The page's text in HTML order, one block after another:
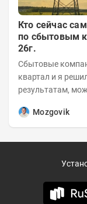
Кто сейчас
по сбытовым
26г.
Сбытовые
квартал и я
результатам, может
Mozgovik